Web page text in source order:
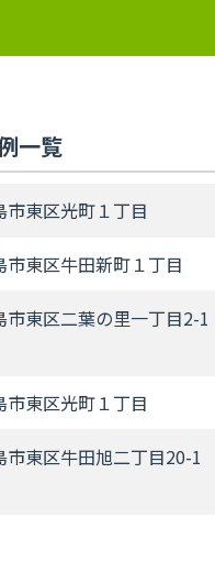
一覧
市東区光町１丁目
市東区牛田新町１丁目
市東区二葉の里一丁目2-1
市東区光町１丁目
市東区牛田旭二丁目20-1